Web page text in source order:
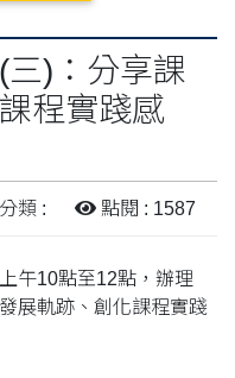
三)：分享課
程實踐感
分類 : 點閱 : 1587
午10點至12點，辦理
展軌跡、創化課程實踐